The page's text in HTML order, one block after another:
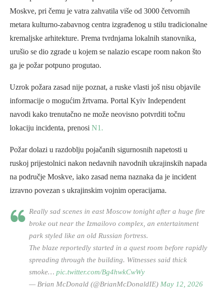
Moskve, pri čemu je vatra zahvatila više od 3000 četvornih
metara kulturno-zabavnog centra izgrađenog u stilu tradicionalne
kremaljske arhitekture. Prema tvrdnjama lokalnih stanovnika,
urušio se dio zgrade u kojem se nalazio escape room nakon što
ga je požar potpuno progutao.
Uzrok požara zasad nije poznat, a ruske vlasti još nisu objavile
informacije o mogućim žrtvama. Portal Kyiv Independent
navodi kako trenutačno ne može neovisno potvrditi točnu
lokaciju incidenta, prenosi N1.
Požar dolazi u razdoblju pojačanih sigurnosnih napetosti u
ruskoj prijestolnici nakon nedavnih navodnih ukrajinskih napada
na područje Moskve, iako zasad nema naznaka da je incident
izravno povezan s ukrajinskim vojnim operacijama.
Really sad scenes in east Moscow tonight after a huge fire
broke out near the Izmailovo complex, an entertainment
park styled like an old Russian fortress.
The blaze reportedly started in a quest room before rapidly
spreading through the building. Witnesses said thick
smoke… pic.twitter.com/Bg4hwkCwWy
— Brian McDonald (@BrianMcDonaldIE) May 12, 2026